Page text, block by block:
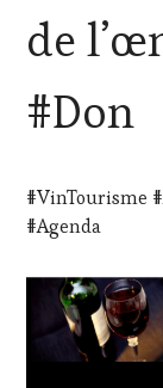
de
#Don
#VinTourisme
#Agenda